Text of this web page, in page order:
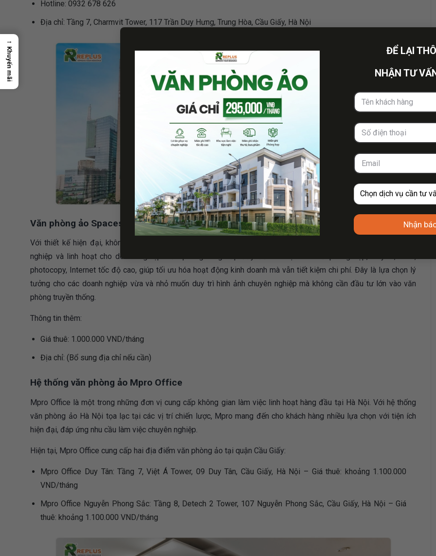
ĐỂ LẠI
NHẬN TƯ
Nhận
Hotline: 0932 678 626
Địa chỉ: Tầng 7, Charmvit Tower, 117 Trần Duy Hưng, Trung Hòa, Cầu Giấy, Hà Nội
Văn phòng ảo Spaces Trần Hưng Đạo
Với thiết kế hiện đại, không gian mở sáng tạo, Spaces Trần Hưng Đạo mang đến trải nghiệm làm việc chuyên
nghiệp và linh hoạt cho doanh nghiệp. Văn phòng cung cấp đầy đủ các tiện ích như phòng họp, máy in, scan,
photocopy, Internet tốc độ cao, giúp tối ưu hóa hoạt động kinh doanh mà vẫn tiết kiệm chi phí. Đây là lựa chọn lý
tưởng cho các doanh nghiệp vừa và nhỏ muốn duy trì hình ảnh chuyên nghiệp mà không cần đầu tư lớn vào văn
phòng truyền thống.
Thông tin thêm:
Giá thuê: 1.000.000 VND/tháng
Địa chỉ: (Bổ sung địa chỉ nếu cần)
Hệ thống văn phòng ảo Mpro Office
Mpro Office là một trong những đơn vị cung cấp không gian làm việc linh hoạt hàng đầu tại Hà Nội. Với hệ thống
văn phòng ảo Hà Nội tọa lạc tại các vị trí chiến lược, Mpro mang đến cho khách hàng nhiều lựa chọn với tiện ích
hiện đại, đáp ứng nhu cầu làm việc chuyên nghiệp.
Hiện tại, Mpro Office cung cấp hai địa điểm văn phòng ảo tại quận Cầu Giấy:
Mpro Office Duy Tân: Tầng 7, Việt Á Tower, 09 Duy Tân, Cầu Giấy, Hà Nội – Giá thuê: khoảng 1.100.000
VND/tháng
Mpro Office Nguyễn Phong Sắc: Tầng 8, Detech 2 Tower, 107 Nguyễn Phong Sắc, Cầu Giấy, Hà Nội – Giá
thuê: khoảng 1.100.000 VND/tháng
→
Khuyến mãi